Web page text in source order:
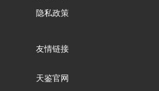
隐私政策
友情链接
天鉴官网